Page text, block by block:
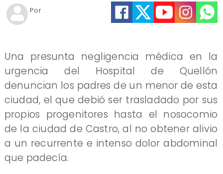
Por
Una presunta negligencia médica en la
urgencia del Hospital de Quellón
denuncian los padres de un menor de esta
ciudad, el que debió ser trasladado por sus
propios progenitores hasta el nosocomio
de la ciudad de Castro, al no obtener alivio
a un recurrente e intenso dolor abdominal
que padecía.